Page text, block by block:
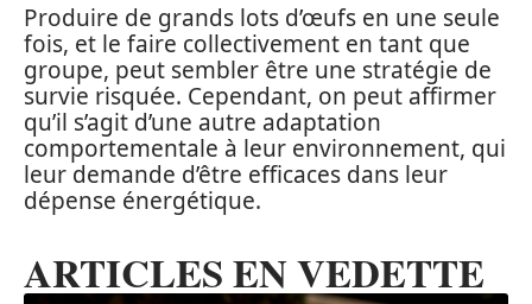
Produire de grands lots d’œufs en une seule
fois, et le faire collectivement en tant que
groupe, peut sembler être une stratégie de
survie risquée. Cependant, on peut affirmer
qu’il s’agit d’une autre adaptation
comportementale à leur environnement, qui
leur demande d’être efficaces dans leur
dépense énergétique.
ARTICLES EN VEDETTE